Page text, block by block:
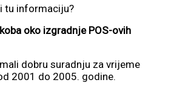
tu informaciju?
oko izgradnje POS-ovih
dobru suradnju za vrijeme
2001 do 2005. godine.